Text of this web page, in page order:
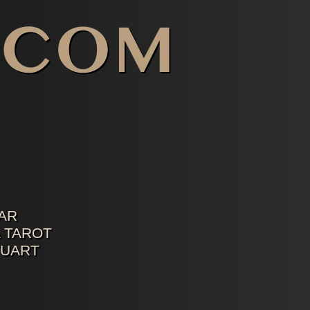
TAROT